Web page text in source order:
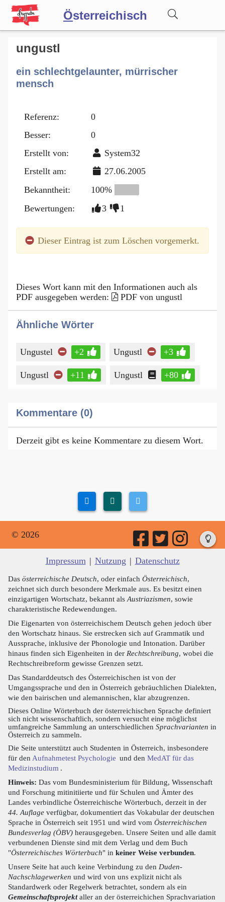
Österreichisch
Wörterbuch
Forum
ungustl
ein schlechtgelaunter, mürrischer
mensch
Referenz:
0
Besser:
0
Erstellt von:
System32
Erstellt am:
27.06.2005
Bekanntheit:
100%
Bewertungen:
3 1
Dieser Eintrag ist zum Löschen vorgemerkt.
Dieses Wort kann mit den Informationen auch als
PDF ausgegeben werden:
PDF von ungustl
Ähnliche Wörter
Ungustel +2 Ungustl +3
Ungustl +11 Ungustl +80
Kommentare (0)
Derzeit gibt es keine Kommentare zu diesem Wort.
© 2026
Impressum | Nutzung | Datenschutz
Das österreichische Deutsch, oder einfach Österreichisch,
zeichnet sich durch besondere Merkmale aus. Es besitzt einen
einzigartigen Wortschatz, bekannt als Austriazismen, sowie
charakteristische Redewendungen.
Die Eigenarten von österreichischem Deutsch gehen jedoch über
den Wortschatz hinaus. Sie erstrecken sich auf Grammatik und
Aussprache, inklusive der Phonologie und Intonation. Darüber
hinaus finden sich Eigenheiten in der Rechtschreibung, wobei die
Rechtschreibreform gewisse Grenzen setzt.
Das Standarddeutsch des Österreichischen ist von der
Umgangssprache und den in Österreich gebräuchlichen Dialekten,
wie den bairischen und alemannischen, klar abzugrenzen.
Dieses Online Wörterbuch der österreichischen Sprache definiert
sich nicht wissenschaftlich, sondern versucht eine möglichst
umfangreiche Sammlung an unterschiedlichen Sprachvarianten in
Österreich zu sammeln.
Die Seite unterstützt auch Studenten in Österreich, insbesondere
für den Aufnahmetest Psychologie und den MedAT für das
Medizinstudium .
Hinweis: Das vom Bundesministerium für Bildung, Wissenschaft
und Forschung mitinitiierte und für Schulen und Ämter des
Landes verbindliche Österreichische Wörterbuch, derzeit in der
44. Auflage verfügbar, dokumentiert das Vokabular der deutschen
Sprache in Österreich seit 1951 und wird vom Österreichischen
Bundesverlag (ÖBV) herausgegeben. Unsere Seiten und alle damit
verbundenen Dienste sind mit dem Verlag und dem Buch
"Österreichisches Wörterbuch" in keiner Weise verbunden.
Unsere Seite hat auch keine Verbindung zu den Duden-
Nachschlagewerken und wird von uns explizit nicht als
Standardwerk oder Regelwerk betrachtet, sondern als ein
Gemeinschaftsprojektaller an der österreichichen Sprachvariation